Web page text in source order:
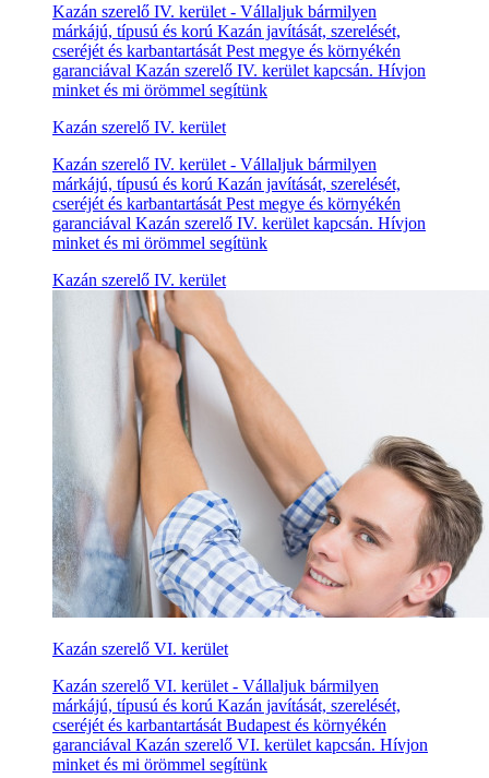
Kazán szerelő IV. kerület - Vállaljuk bármilyen
márkájú, típusú és korú Kazán javítását, szerelését,
cseréjét és karbantartását Pest megye és környékén
garanciával Kazán szerelő IV. kerület kapcsán. Hívjon
minket és mi örömmel segítünk
Kazán szerelő IV. kerület
Kazán szerelő IV. kerület - Vállaljuk bármilyen
márkájú, típusú és korú Kazán javítását, szerelését,
cseréjét és karbantartását Pest megye és környékén
garanciával Kazán szerelő IV. kerület kapcsán. Hívjon
minket és mi örömmel segítünk
Kazán szerelő IV. kerület
Kazán szerelő VI. kerület
Kazán szerelő VI. kerület - Vállaljuk bármilyen
márkájú, típusú és korú Kazán javítását, szerelését,
cseréjét és karbantartását Budapest és környékén
garanciával Kazán szerelő VI. kerület kapcsán. Hívjon
minket és mi örömmel segítünk